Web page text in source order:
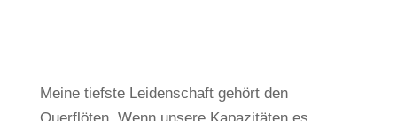
Meine tiefste Leidenschaft gehört den